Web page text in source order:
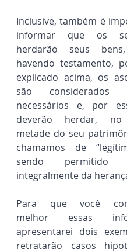
Inclusive, também é
informar que os
herdarão seus
havendo testamento,
explicado acima, os
são considerados
necessários e, por
deverão herdar, no
metade do seu
chamamos de
sendo permitido
integralmente da
Para que você
melhor essas
apresentarei dois